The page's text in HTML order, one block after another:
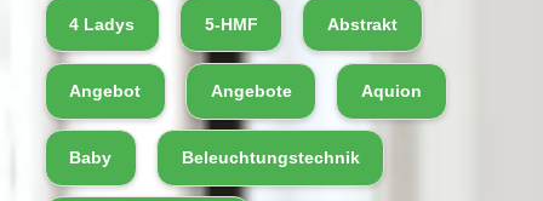
4 Ladys 5-HMF Abstrakt
Angebot Angebote Aquion
Baby Beleuchtungstechnik